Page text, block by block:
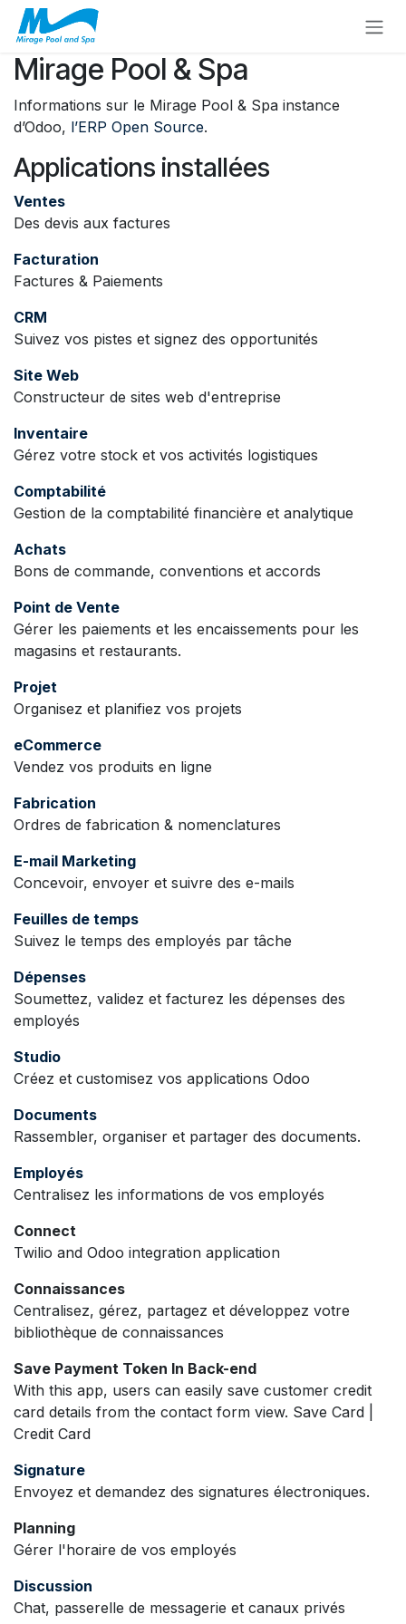
Se rendre au contenu
Mirage Pool & Spa
Informations sur le Mirage Pool & Spa instance
d’Odoo, l’ERP Open Source.
Applications installées
Ventes
Des devis aux factures
Facturation
Factures & Paiements
CRM
Suivez vos pistes et signez des opportunités
Site Web
Constructeur de sites web d'entreprise
Inventaire
Gérez votre stock et vos activités logistiques
Comptabilité
Gestion de la comptabilité financière et analytique
Achats
Bons de commande, conventions et accords
Point de Vente
Gérer les paiements et les encaissements pour les
magasins et restaurants.
Projet
Organisez et planifiez vos projets
eCommerce
Vendez vos produits en ligne
Fabrication
Ordres de fabrication & nomenclatures
E-mail Marketing
Concevoir, envoyer et suivre des e-mails
Feuilles de temps
Suivez le temps des employés par tâche
Dépenses
Soumettez, validez et facturez les dépenses des
employés
Studio
Créez et customisez vos applications Odoo
Documents
Rassembler, organiser et partager des documents.
Employés
Centralisez les informations de vos employés
Connect
Twilio and Odoo integration application
Connaissances
Centralisez, gérez, partagez et développez votre
bibliothèque de connaissances
Save Payment Token In Back-end
With this app, users can easily save customer credit
card details from the contact form view. Save Card |
Credit Card
Signature
Envoyez et demandez des signatures électroniques.
Planning
Gérer l'horaire de vos employés
Discussion
Chat, passerelle de messagerie et canaux privés